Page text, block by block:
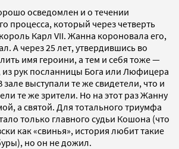
осведомлен и о течении
процесса, который через четверть
Карл VII. Жанна короновала его,
А через 25 лет, утвердившись во
имя героини, а тем и себя тоже —
из рук посланницы Бога или Люфицера
зале выступали те же свидетели, что и
те же зрители. Но на этот раз Жанну
а святой. Для тотального триумфа
только главного судьи Кошона (что
как «свинья», история любит такие
но он не дожил.